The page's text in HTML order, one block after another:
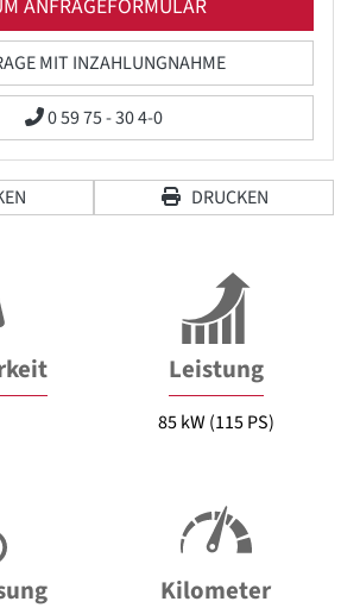
ANFRAGEFORMULAR
MIT INZAHLUNGNAHME
0 59 75 - 30 4-0
DRUCKEN
Leistung
85 kW (115 PS)
Kilometer